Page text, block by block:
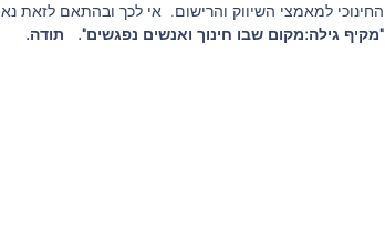
החינוכי למאמצי השיווק והרישום.  אי לכך ובהתאם לזאת נא
"מקיף גילה:מקום שבו חינוך ואנשים נפגשים".   תודה.